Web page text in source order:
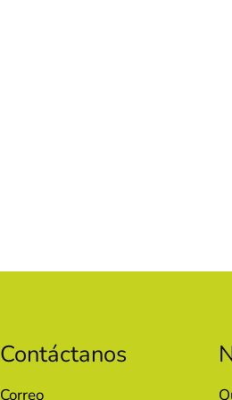
Contáctanos
Correo